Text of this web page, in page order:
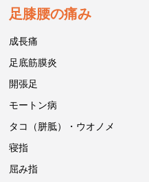
足膝腰の痛み
成長痛
足底筋膜炎
開張足
モートン病
タコ（胼胝）・ウオノメ
寝指
屈み指